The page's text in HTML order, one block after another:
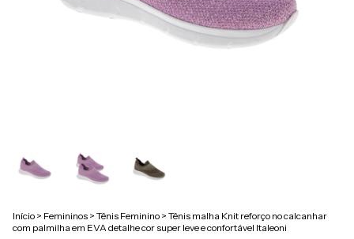
Início > Femininos > Tênis Feminino > Tênis malha Knit reforço no calcanhar
com palmilha em EVA detalhe cor super leve e confortável Italeoni